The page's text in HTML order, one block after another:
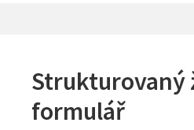
Strukturovaný
formulář